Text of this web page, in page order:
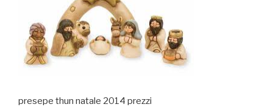
presepe thun natale 2014 prezzi